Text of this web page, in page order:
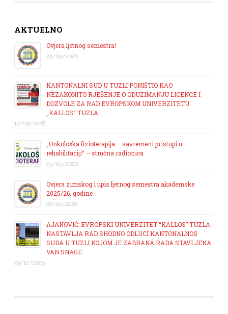
AKTUELNO
Ovjera ljetnog semestra!
25/05/2026
KANTONALNI SUD U TUZLI PONIŠTIO KAO
NEZAKONITO RJEŠENJE O ODUZIMANJU LICENCE I
DOZVOLE ZA RAD EVROPSKOM UNIVERZITETU
„KALLOS“ TUZLA
12/05/2026
„Onkološka fizioterapija – savremeni pristupi u
rehabilitaciji“ – stručna radionica
05/05/2026
Ovjera zimskog i upis ljetnog semestra akademske
2025/26. godine
06/01/2026
AJANOVIĆ: EVROPSKI UNIVERZITET “KALLOS” TUZLA
NASTAVLJA RAD SHODNO ODLUCI KANTONALNOG
SUDA U TUZLI KOJOM JE ZABRANA RADA STAVLJENA
VAN SNAGE
03/12/2025